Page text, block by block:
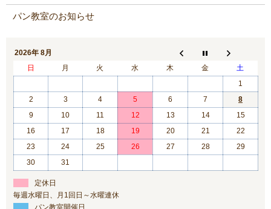
パン教室のお知らせ
2026年 8月
日
月 火 水 木 金
土
1
2
3 4 5 6 7
8
9
10 11 12 13 14
15
16
17 18 19 20 21
22
23
24 25 26 27 28
29
30
31
定休日
毎週水曜日、月1回日～水曜連休
パン教室開催日